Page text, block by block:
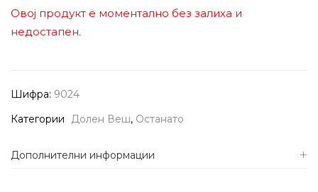
Овој продукт е моментално без залиха и
недостапен.
Шифра: 9024
Категории
Долен Веш, Останато
Дополнителни информации